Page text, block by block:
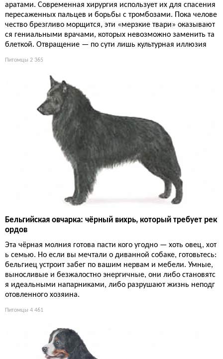
аратами. Современная хирургия использует их для спасения
пересаженных пальцев и борьбы с тромбозами. Пока челове
чество брезгливо морщится, эти «мерзкие твари» оказывают
ся гениальными врачами, которых невозможно заменить та
блеткой. Отвращение — по сути лишь культурная иллюзия
Питомцы 2 365
Бельгийская овчарка: чёрный вихрь, который требует рек
ордов
Эта чёрная молния готова пасти кого угодно — хоть овец, хот
ь семью. Но если вы мечтали о диванной собаке, готовьтесь:
бельгиец устроит забег по вашим нервам и мебели. Умные,
выносливые и безжалостно энергичные, они либо становятс
я идеальными напарниками, либо разрушают жизнь неподг
отовленного хозяина.
Питомцы 4 461